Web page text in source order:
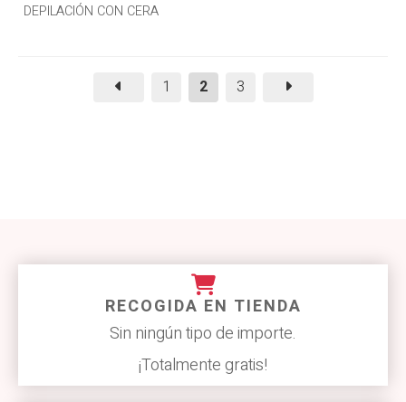
DEPILACIÓN CON CERA
1 2 3
RECOGIDA EN TIENDA
Sin ningún tipo de importe.
¡Totalmente gratis!